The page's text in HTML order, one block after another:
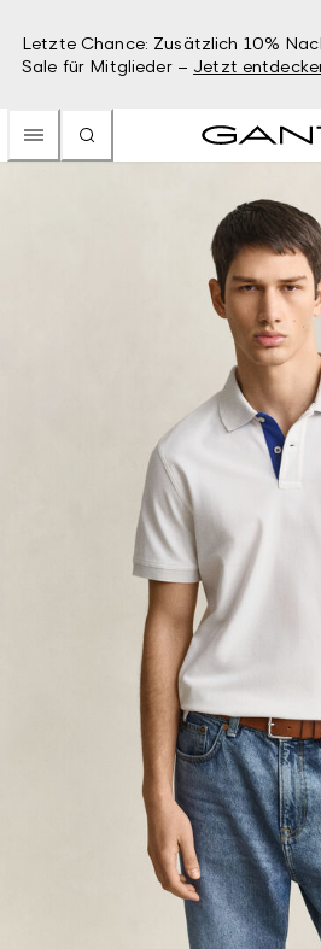
Letzte Chance: Zusätzlich 10%
Sale für Mitglieder – Jetzt